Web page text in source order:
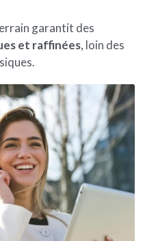
et raffinées, loin des